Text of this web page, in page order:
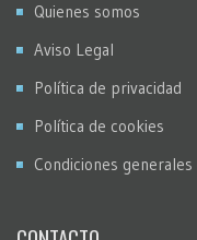
Quienes somos
Aviso Legal
Política de privacidad
Política de cookies
Condiciones